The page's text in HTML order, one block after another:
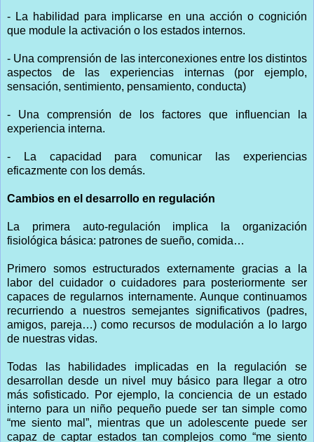
- La habilidad para implicarse en una acción o cognición
que module la activación o los estados internos.
- Una comprensión de las interconexiones entre los distintos
aspectos de las experiencias internas (por ejemplo,
sensación, sentimiento, pensamiento, conducta)
- Una comprensión de los factores que influencian la
experiencia interna.
- La capacidad para comunicar las experiencias
eficazmente con los demás.
Cambios en el desarrollo en regulación
La primera auto-regulación implica la organización
fisiológica básica: patrones de sueño, comida…
Primero somos estructurados externamente gracias a la
labor del cuidador o cuidadores para posteriormente ser
capaces de regularnos internamente. Aunque continuamos
recurriendo a nuestros semejantes significativos (padres,
amigos, pareja…) como recursos de modulación a lo largo
de nuestras vidas.
Todas las habilidades implicadas en la regulación se
desarrollan desde un nivel muy básico para llegar a otro
más sofisticado. Por ejemplo, la conciencia de un estado
interno para un niño pequeño puede ser tan simple como
“me siento mal”, mientras que un adolescente puede ser
capaz de captar estados tan complejos como “me siento